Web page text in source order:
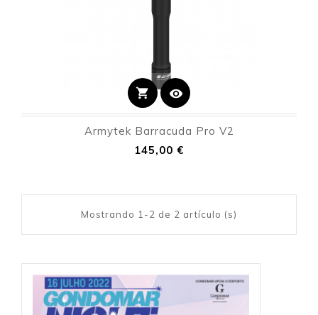
shopping_cart visibility
Armytek Barracuda Pro V2
145,00 €
Mostrando 1-2 de 2 artículo (s)